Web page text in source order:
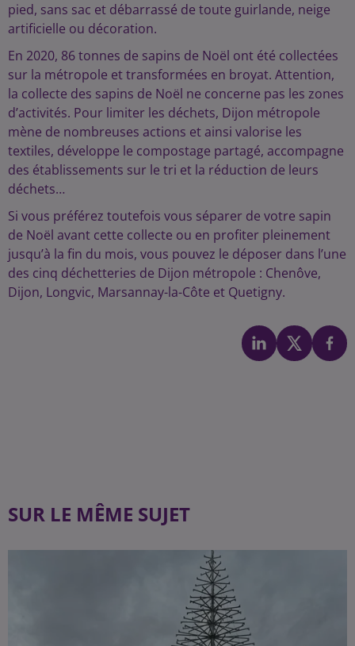
pied, sans sac et débarrassé de toute guirlande, neige
artificielle ou décoration.
En 2020, 86 tonnes de sapins de Noël ont été collectées
sur la métropole et transformées en broyat. Attention,
la collecte des sapins de Noël ne concerne pas les zones
d’activités. Pour limiter les déchets, Dijon métropole
mène de nombreuses actions et ainsi valorise les
textiles, développe le compostage partagé, accompagne
des établissements sur le tri et la réduction de leurs
déchets…
Si vous préférez toutefois vous séparer de votre sapin
de Noël avant cette collecte ou en profiter pleinement
jusqu’à la fin du mois, vous pouvez le déposer dans l’une
des cinq déchetteries de Dijon métropole : Chenôve,
Dijon, Longvic, Marsannay-la-Côte et Quetigny.
SUR LE MÊME SUJET